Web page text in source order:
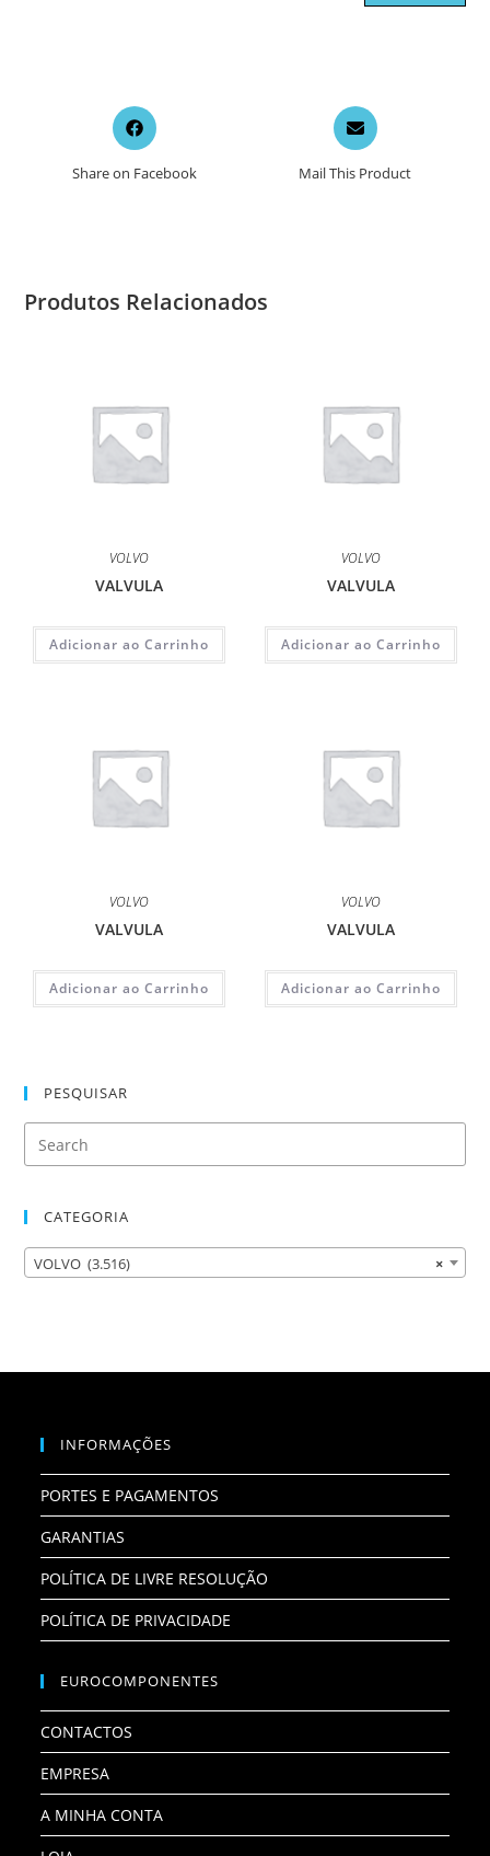
Opens
in
new
Share on Facebook
Opens
in
a
new
Mail This Product
Produtos Relacionados
VOLVO
VALVULA
Adicionar ao Carrinho
VOLVO
VALVULA
Adicionar ao Carrinho
VOLVO
VALVULA
Adicionar ao Carrinho
VOLVO
VALVULA
Adicionar ao Carrinho
PESQUISAR
CATEGORIA
×
VOLVO (3.516)
INFORMAÇÕES
PORTES E PAGAMENTOS
GARANTIAS
POLÍTICA DE LIVRE RESOLUÇÃO
POLÍTICA DE PRIVACIDADE
EUROCOMPONENTES
CONTACTOS
EMPRESA
A MINHA CONTA